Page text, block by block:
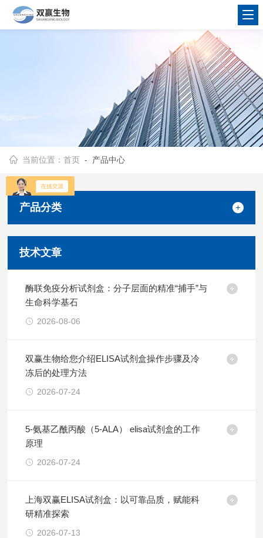
当前位置：首页 - 产品中心
产品分类
技术文章
酶联免疫分析试剂盒：分子层面的精准“捕手”与
生命科学基石
2026-08-06
双赢生物给您介绍ELISA试剂盒操作步骤及冷
冻后的处理方法
2026-07-24
5-氨基乙酰丙酸（5-ALA） elisa试剂盒的工作
原理
2026-07-24
上海双赢ELISA试剂盒：以可靠品质，赋能科
研精准探索
2026-07-13